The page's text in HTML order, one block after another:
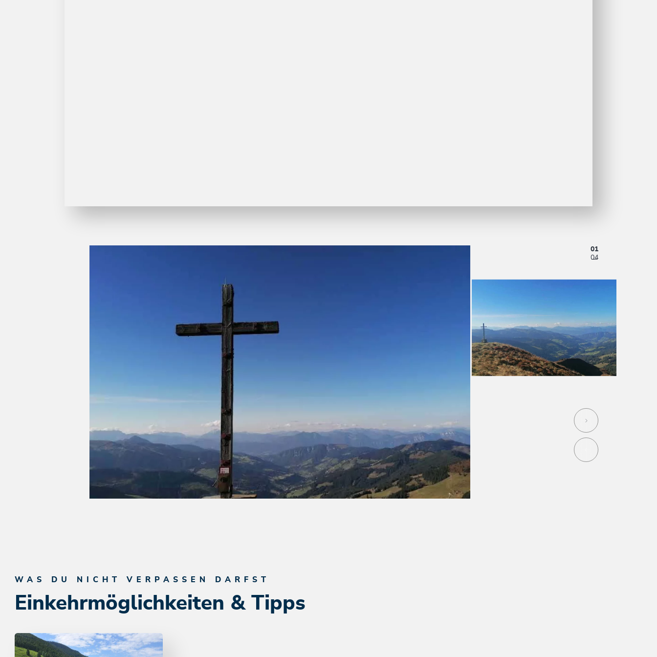
01
04
WAS DU NICHT VERPASSEN DARFST
Einkehrmöglichkeiten & Tipps